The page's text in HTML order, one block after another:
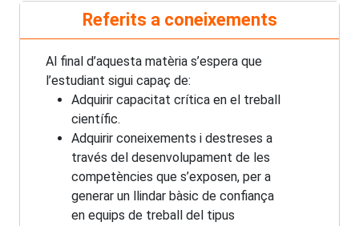
Referits a coneixements
Al final d’aquesta matèria s’espera que
l’estudiant sigui capaç de:
Adquirir capacitat crítica en el treball
científic.
Adquirir coneixements i destreses a
través del desenvolupament de les
competències que s’exposen, per a
generar un llindar bàsic de confiança
en equips de treball del tipus